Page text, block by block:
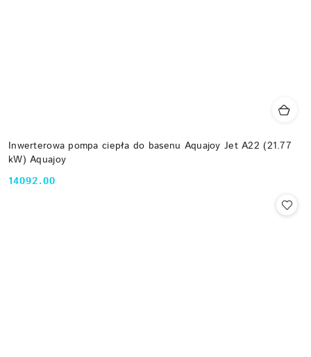
Inwerterowa pompa ciepła do basenu Aquajoy Jet A22 (21.77
kW) Aquajoy
Cena:
14092.00